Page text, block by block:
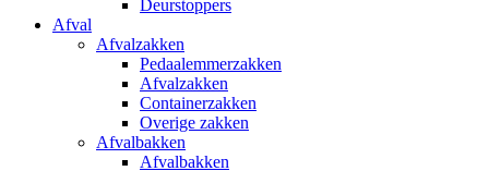
Deurstoppers
Afval
Afvalzakken
Pedaalemmerzakken
Afvalzakken
Containerzakken
Overige zakken
Afvalbakken
Afvalbakken